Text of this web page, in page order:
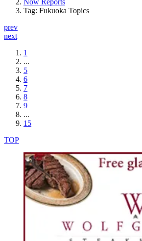
Tag: Fukuoka Topics
prev
next
1
...
5
6
7
8
9
...
15
TOP